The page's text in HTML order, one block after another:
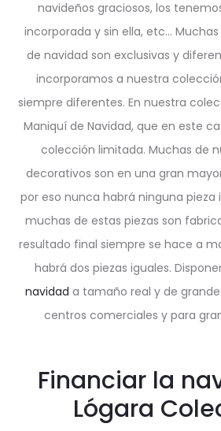
navideños graciosos, los
incorporada y sin ella, etc…
de navidad son exclusivas y
incorporamos a nuestra
siempre diferentes. En nuestra
Maniquí de Navidad, que en este
colección limitada. Muchas de
decorativos son en una gran
por eso nunca habrá ninguna pieza
muchas de estas piezas son
resultado final siempre se hace a
habrá dos piezas iguales.
navidad a tamaño real y de
centros comerciales y para
Financiar la
Lógara